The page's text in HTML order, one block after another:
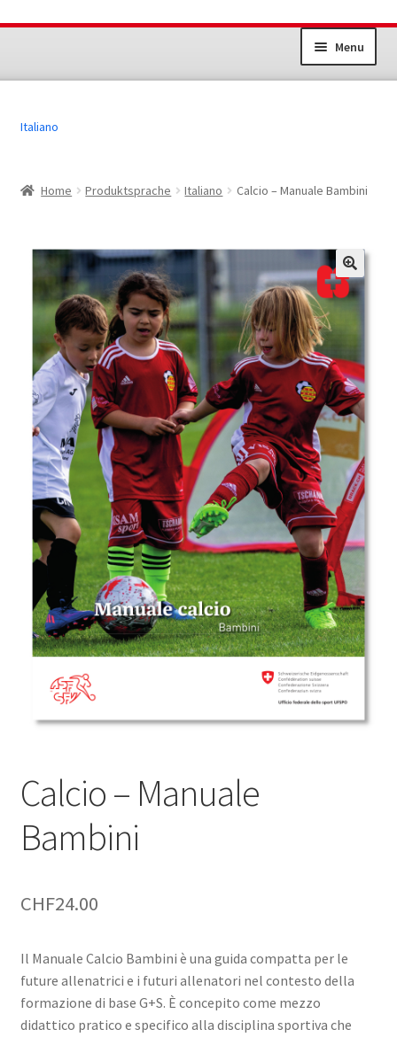
Vai
navigazione
Vai
contenuto
Menu
Gioventù+Sport
Sport per gli adulti
Italiano
Home Produktsprache Italiano Calcio – Manuale Bambini
Calcio – Manuale
Bambini
CHF24.00
Il Manuale Calcio Bambini è una guida compatta per le
future allenatrici e i futuri allenatori nel contesto della
formazione di base G+S. È concepito come mezzo
didattico pratico e specifico alla disciplina sportiva che